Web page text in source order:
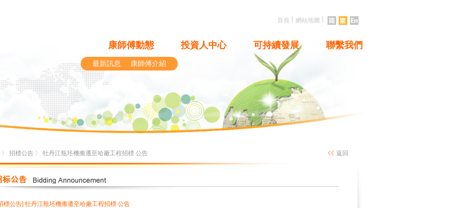
首頁 網站地圖
康師傅動態 投資人中心 可持續發展 聯繫我們
最新訊息 康師傅介紹
〉 招標公告 〉 牡丹江瓶坯機搬遷至哈廠工程招標 公告 返回
標公告] 牡丹江瓶坯機搬遷至哈廠工程招標 公告